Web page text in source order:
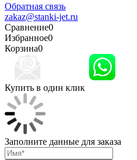
Обратная связь
zakaz@stanki-jet.ru
Сравнение0
Избранное0
Корзина0
Купить в один клик
Заполните данные для заказа